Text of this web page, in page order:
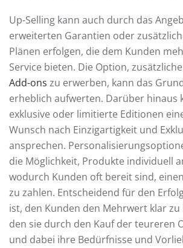
Up-Selling kann auch durch das
erweiterten Garantien oder
Plänen erfolgen, die dem Kunden
Service bieten. Die Option,
Add-ons zu erwerben, kann das
erheblich aufwerten. Darüber hinaus
exklusive oder limitierte Editionen
Wunsch nach Einzigartigkeit und
ansprechen.
die Möglichkeit, Produkte individuell
wodurch Kunden oft bereit sind,
zu zahlen. Entscheidend für den
ist, den Kunden den Mehrwert klar
den sie durch den Kauf der teureren
und dabei ihre Bedürfnisse und